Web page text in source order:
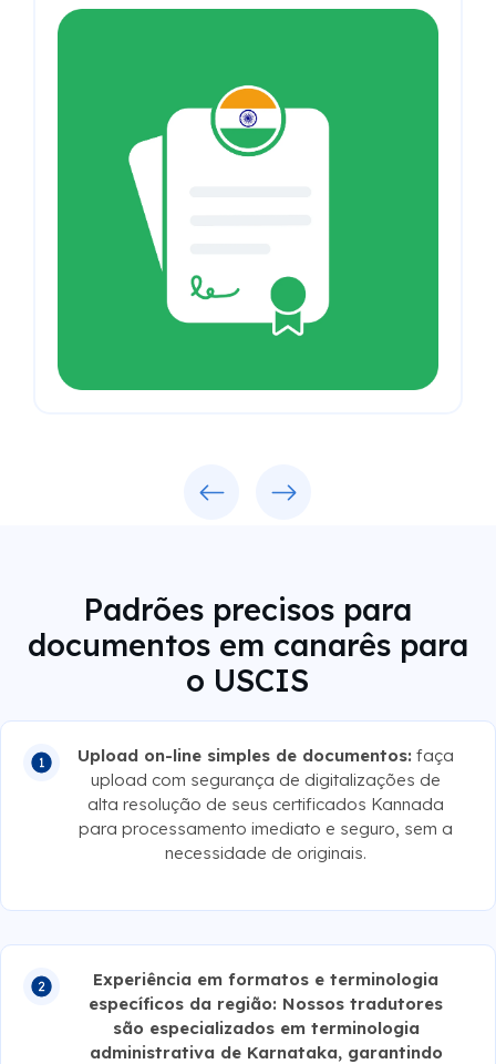
Padrões precisos para
documentos em canarês para
o USCIS
Upload on-line simples de documentos: faça
upload com segurança de digitalizações de
alta resolução de seus certificados Kannada
para processamento imediato e seguro, sem a
necessidade de originais.
Experiência em formatos e terminologia
específicos da região: Nossos tradutores
são especializados em terminologia
administrativa de Karnataka, garantindo